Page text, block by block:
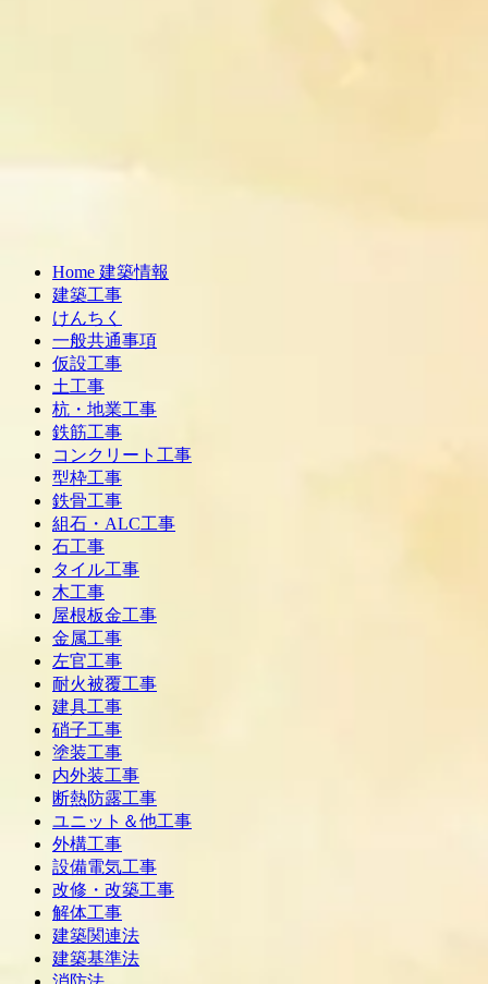
Home 建築情報
建築工事
けんちく
一般共通事項
仮設工事
土工事
杭・地業工事
鉄筋工事
コンクリート工事
型枠工事
鉄骨工事
組石・ALC工事
石工事
タイル工事
木工事
屋根板金工事
金属工事
左官工事
耐火被覆工事
建具工事
硝子工事
塗装工事
内外装工事
断熱防露工事
ユニット＆他工事
外構工事
設備電気工事
改修・改築工事
解体工事
建築関連法
建築基準法